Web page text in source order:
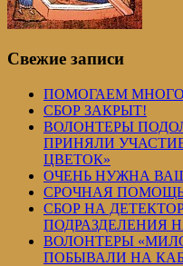
Свежие записи
ПОМОГАЕМ
СБОР ЗАКРЫТ!
ВОЛОНТЕРЫ
ПРИНЯЛИ
ЦВЕТОК»
ОЧЕНЬ НУЖНА
СРОЧНАЯ
СБОР НА
ПОДРАЗДЕЛЕНИЯ
ВОЛОНТЕРЫ
ПОБЫВАЛИ НА